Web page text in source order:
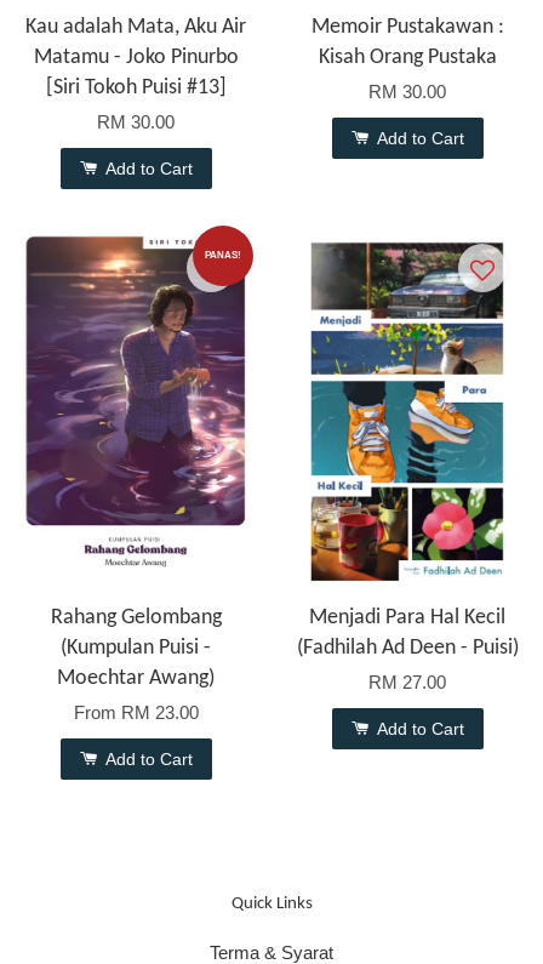
Kau adalah Mata, Aku Air
Matamu - Joko Pinurbo
[Siri Tokoh Puisi #13]
RM 30.00
Add to Cart
Memoir Pustakawan :
Kisah Orang Pustaka
RM 30.00
Add to Cart
PANAS!
Rahang Gelombang
(Kumpulan Puisi -
Moechtar Awang)
From RM 23.00
Add to Cart
Menjadi Para Hal Kecil
(Fadhilah Ad Deen - Puisi)
RM 27.00
Add to Cart
Quick Links
Terma & Syarat